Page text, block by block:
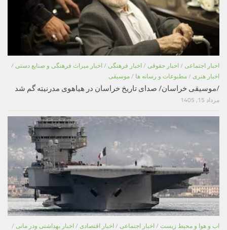
اخبار اجتماعی / اخبار حقوقی / اخبار فرهنگی / اخبار میراث فرهنگی و صنایع دستی /
اخبار هنری / مطبوعات و رسانه ها / موسیقی
/موسیقی خراسان/ صدای تاریخ خراسان در هیاهوی مدرنیته گم شد
مرداد 15, 1405
اب و هوا و محیط زیست / اخبار اجتماعی / اخبار اقتصادی / اخبار بهداشتی ودر مانی /